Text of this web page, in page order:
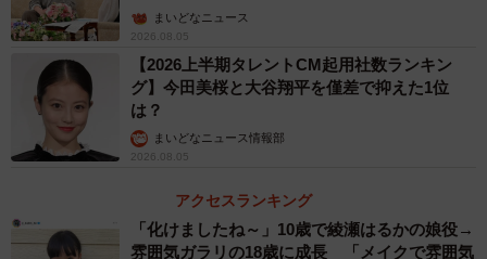
まいどなニュース
2026.08.05
【2026上半期タレントCM起用社数ランキン
グ】今田美桜と大谷翔平を僅差で抑えた1位
は？
まいどなニュース情報部
2026.08.05
アクセスランキング
「化けましたね～」10歳で綾瀬はるかの娘役→
雰囲気ガラリの18歳に成長 「メイクで雰囲気